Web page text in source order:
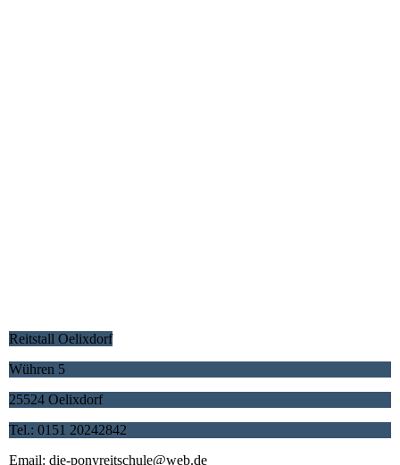
Reitstall Oelixdorf
Wühren 5
25524 Oelixdorf
Tel.: 0151 20242842
Email: die-ponyreitschule@web.de